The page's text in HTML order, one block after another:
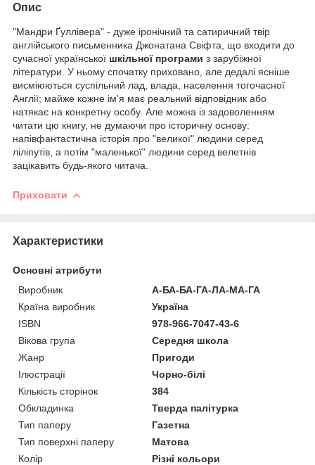
Опис
"Мандри Ґуллівера" - дуже іронічний та сатиричний твір
англійського письменника Джонатана Свіфта, що входити до
сучасної української шкільної програми з зарубіжної
літератури. У ньому спочатку приховано, але дедалі ясніше
висміюються суспільний лад, влада, населення тогочасної
Англії; майже кожне ім'я має реальний відповідник або
натякає на конкретну особу. Але можна із задоволенням
читати цю книгу, не думаючи про історичну основу:
напівфантастична історія про "великої" людини серед
ліліпутів, а потім "маленької" людини серед велетнів
зацікавить будь-якого читача.
Приховати
Характеристики
Основні атрибути
Виробник
А-БА-БА-ГА-ЛА-МА-ГА
Країна виробник
Україна
ISBN
978-966-7047-43-6
Вікова група
Середня школа
Жанр
Пригоди
Ілюстрації
Чорно-білі
Кількість сторінок
384
Обкладинка
Тверда палітурка
Тип паперу
Газетна
Тип поверхні паперу
Матова
Колір
Різні кольори